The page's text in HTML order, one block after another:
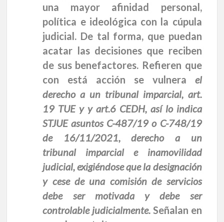
una mayor afinidad personal,
política e ideológica con la cúpula
judicial. De tal forma, que puedan
acatar las decisiones que reciben
de sus benefactores. Refieren que
con está acción se vulnera el
derecho a un tribunal imparcial, art.
19 TUE y y art.6 CEDH, así lo indica
STJUE asuntos C-487/19 o C-748/19
de 16/11/2021, derecho a un
tribunal imparcial e inamovilidad
judicial, exigiéndose que la designación
y cese de una comisión de servicios
debe ser motivada y debe ser
controlable judicialmente. Señalan en